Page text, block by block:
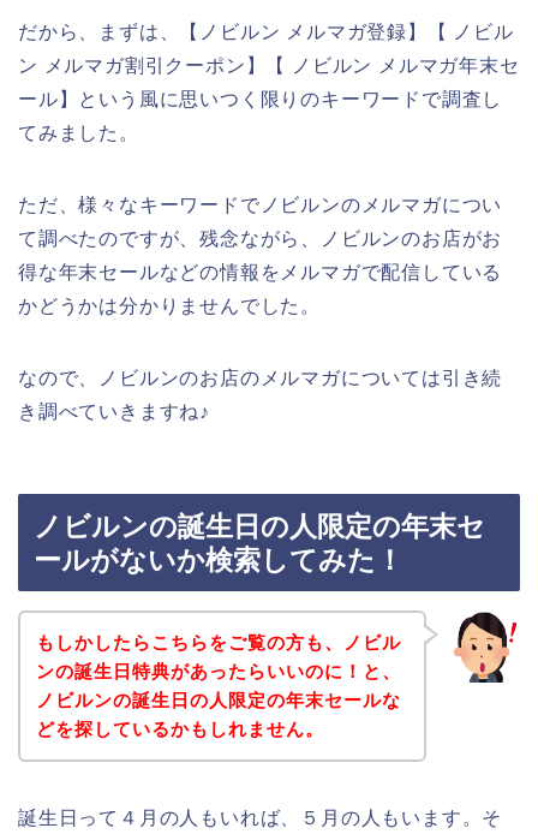
だから、まずは、【ノビルン メルマガ登録】【 ノビル
ン メルマガ割引クーポン】【 ノビルン メルマガ年末セ
ール】という風に思いつく限りのキーワードで調査し
てみました。
ただ、様々なキーワードでノビルンのメルマガについ
て調べたのですが、残念ながら、ノビルンのお店がお
得な年末セールなどの情報をメルマガで配信している
かどうかは分かりませんでした。
なので、ノビルンのお店のメルマガについては引き続
き調べていきますね♪
ノビルンの誕生日の人限定の年末セ
ールがないか検索してみた！
もしかしたらこちらをご覧の方も、ノビル
ンの誕生日特典があったらいいのに！と、
ノビルンの誕生日の人限定の年末セールな
どを探しているかもしれません。
誕生日って４月の人もいれば、５月の人もいます。そ